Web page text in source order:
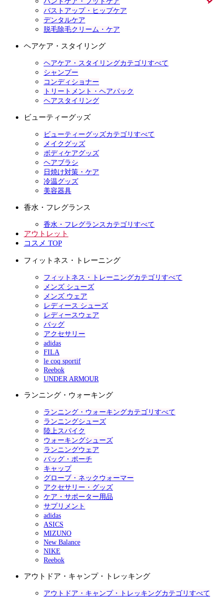
バストアップ・ヒップケア
デンタルケア
脱毛除毛クリーム・ケア
ヘアケア・スタイリング
ヘアケア・スタイリングカテゴリすべて
シャンプー
コンディショナー
トリートメント・ヘアパック
ヘアスタイリング
ビューティーグッズ
ビューティーグッズカテゴリすべて
メイクグッズ
ボディケアグッズ
ヘアブラシ
日焼け対策・ケア
冷温グッズ
美容器具
香水・フレグランス
香水・フレグランスカテゴリすべて
アウトレット
コスメ TOP
フィットネス・トレーニング
フィットネス・トレーニングカテゴリすべて
メンズ シューズ
メンズ ウェア
レディース シューズ
レディースウェア
バッグ
アクセサリー
adidas
FILA
le coq sportif
Reebok
UNDER ARMOUR
ランニング・ウォーキング
ランニング・ウォーキングカテゴリすべて
ランニングシューズ
陸上スパイク
ウォーキングシューズ
ランニングウェア
バッグ・ポーチ
キャップ
グローブ・ネックウォーマー
アクセサリー・グッズ
ケア・サポーター用品
サプリメント
adidas
ASICS
MIZUNO
New Balance
NIKE
Reebok
アウトドア・キャンプ・トレッキング
アウトドア・キャンプ・トレッキングカテゴリすべて